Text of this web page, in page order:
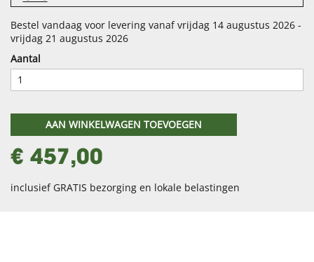
Bestel vandaag voor levering vanaf vrijdag 14 augustus 2026 -
vrijdag 21 augustus 2026
Aantal
AAN WINKELWAGEN TOEVOEGEN
€ 457,00
inclusief GRATIS bezorging en lokale belastingen